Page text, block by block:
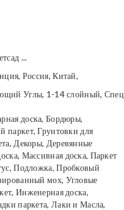
...
Россия, Китай,
Углы, 1-14 слойный, Спец
доска, Бордюры,
паркет, Грунтовки для
Декоры, Деревянные
Массивная доска, Паркет
Подложка, Пробковый
мох, Угловые
Инженерная доска,
паркета, Лаки и Масла,